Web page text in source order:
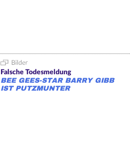
Falsche Todesmeldung
BEE GEES-STAR BARRY GIBB
IST PUTZMUNTER